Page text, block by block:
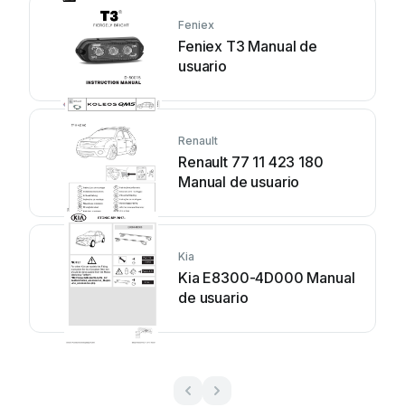
Feniex
Feniex T3 Manual de
usuario
Renault
Renault 77 11 423 180
Manual de usuario
Kia
Kia E8300-4D000 Manual
de usuario